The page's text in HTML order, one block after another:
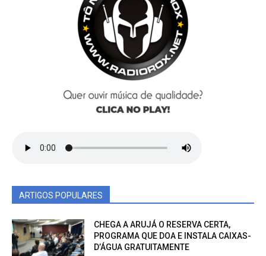
ARTIGOS POPULARES
CHEGA A ARUJÁ O RESERVA CERTA,
PROGRAMA QUE DOA E INSTALA CAIXAS-
D’ÁGUA GRATUITAMENTE